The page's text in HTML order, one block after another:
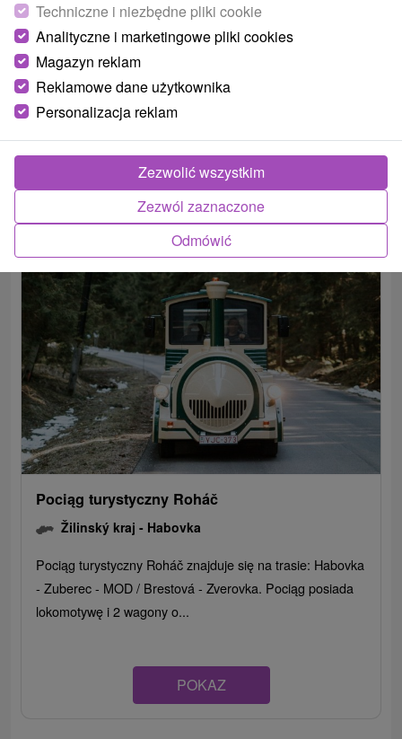
Kolejka linowa Tarzanka Zuberec
Žilinský kraj -Zuberec
POKAZ
Pociąg turystyczny Roháč
Žilinský kraj - Habovka
Pociąg turystyczny Roháč znajduje się na trasie: Habovka
- Zuberec - MOD / Brestová - Zverovka. Pociąg posiada
lokomotywę i 2 wagony o...
POKAZ
Techniczne i niezbędne pliki cookie
Analityczne i marketingowe pliki cookies
Magazyn reklam
Reklamowe dane użytkownika
Personalizacja reklam
Odmówić
Zezwól zaznaczone
Zezwolić wszystkim